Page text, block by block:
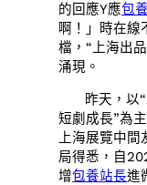
的回應Y應包
啊！」時在線
檔，“上海出
涌現。
昨天，以
短劇成長”為
上海展覽中
局得悉，自
增包養站長進